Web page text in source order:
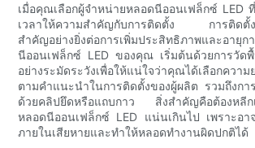
เมื่อคุณเลือกผู้จำหน่ายหลอดนีออนเฟล็กซ์ LED
เวลาให้ความสำคัญกับการติดตั้ง การติดตั้งอ
สำคัญอย่างยิ่งต่อการเพิ่มประสิทธิภาพและอายุก
นีออนเฟล็กซ์ LED ของคุณ เริ่มต้นด้วยการวัด
อย่างระมัดระวังเพื่อให้แน่ใจว่าคุณได้เลือกควา
ตามคำแนะนำในการติดตั้งของผู้ผลิต รวมถึงกา
ด้วยคลิปยึดหรือแถบกาว สิ่งสำคัญคือต้องหลีก
หลอดนีออนเฟล็กซ์ LED แน่นเกินไป เพราะอา
ภายในเสียหายและทำให้หลอดทำงานผิดปกติได้